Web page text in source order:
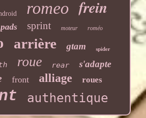
romeo frein
pads sprint moteur roméo
arrière gtam spider
roue rear s'adapte
front alliage roues
authentique